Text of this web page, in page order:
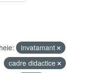
invatamant
cadre didactice